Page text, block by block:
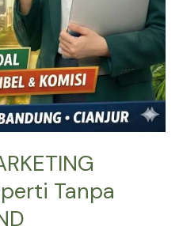
Tanpa